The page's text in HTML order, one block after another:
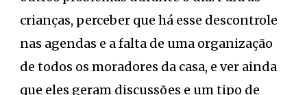
crianças, perceber que há esse descontrole
nas agendas e a falta de uma organização
de todos os moradores da casa, e ver ainda
que eles geram discussões e um tipo de